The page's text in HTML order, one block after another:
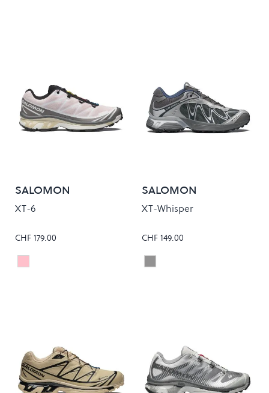
SALOMON
XT-6
CHF 179.00
Colour
CLOUDBURST/ICY PINK/TAPIOCA
SALOMON
XT-Whisper
CHF 149.00
Colour
CASTLEROCK/FTW SILVER